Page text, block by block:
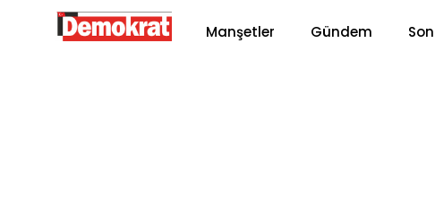
Manşetler Gündem